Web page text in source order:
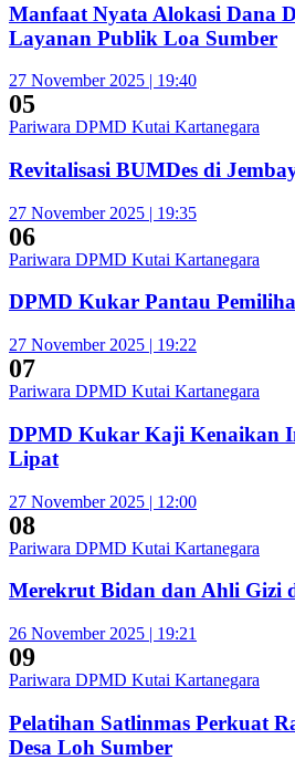
Manfaat Nyata Alokasi Dana
Layanan Publik Loa Sumber
27 November 2025 | 19:40
05
Pariwara DPMD Kutai Kartanegara
Revitalisasi BUMDes di
27 November 2025 | 19:35
06
Pariwara DPMD Kutai Kartanegara
DPMD Kukar Pantau
27 November 2025 | 19:22
07
Pariwara DPMD Kutai Kartanegara
DPMD Kukar Kaji Kenaikan
Lipat
27 November 2025 | 12:00
08
Pariwara DPMD Kutai Kartanegara
Merekrut Bidan dan Ahli Gizi
26 November 2025 | 19:21
09
Pariwara DPMD Kutai Kartanegara
Pelatihan Satlinmas Perkuat
Desa Loh Sumber